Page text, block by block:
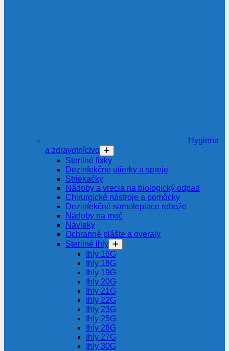
Hygiena
a zdravotníctvo
Sterilné fixky
Dezinfekčné utierky a spreje
Striekačky
Nádoby a vrecia na biologický odpad
Chirurgické nástroje a pomôcky
Dezinfekčné samolepiace rohože
Nádoby na moč
Návleky
Ochranné plášte a overaly
Sterilné ihly
Ihly 16G
Ihly 18G
Ihly 19G
Ihly 20G
Ihly 21G
Ihly 22G
Ihly 23G
Ihly 25G
Ihly 26G
Ihly 27G
Ihly 30G